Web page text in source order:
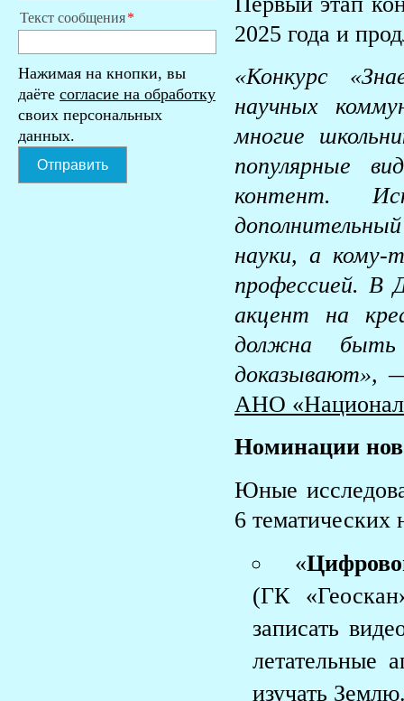
Текст сообщения
Нажимая на кнопки, вы
даёте согласие на обработку
своих персональных
данных.
Отправить
2025 года и
«Конкурс
научных
многие
популярные
контент.
науки, а кому-
профессией. В
акцент на
должна быть
доказывают»,
АНО
Номинации
Юные
6 тематических
«
(ГК
записать
летательные
изучать